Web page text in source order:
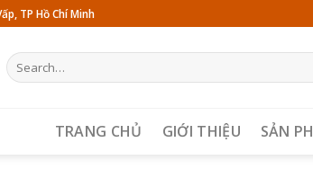
TP Hồ Chí Minh
Search
for:
TRANG CHỦ GIỚI THIỆU SẢN